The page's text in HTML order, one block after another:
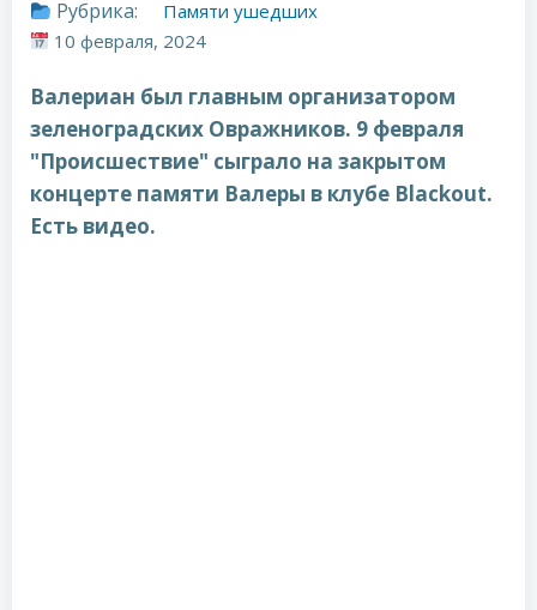
Рубрика:
Памяти ушедших
10 февраля, 2024
Валериан был главным организатором
зеленоградских Овражников. 9 февраля
"Происшествие" сыграло на закрытом
концерте памяти Валеры в клубе Blackout.
Есть видео.